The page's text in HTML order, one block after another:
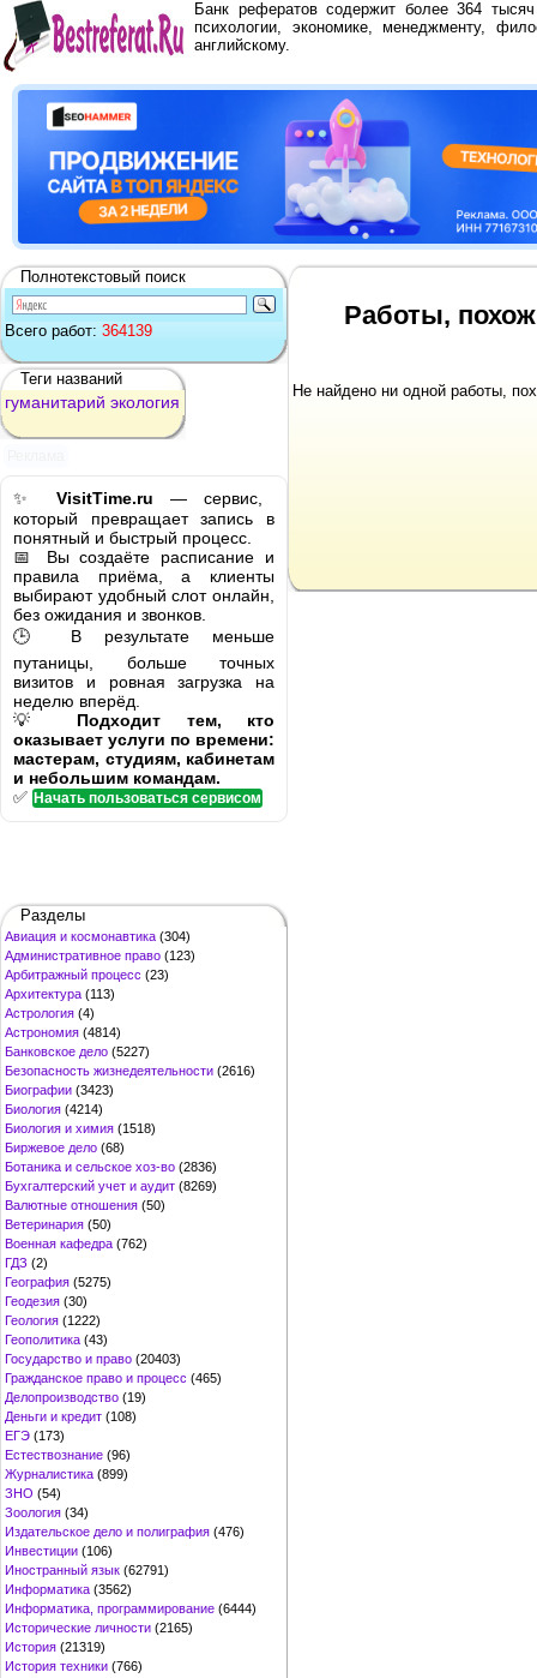
Банк рефератов содержит более 364
психологии, экономике, менеджменту,
английскому.
Полнотекстовый поиск
Всего работ: 364139
Теги названий
гуманитарий экология
✨ VisitTime.ru — сервис,
который превращает запись в
понятный и быстрый процесс.
📅 Вы создаёте расписание и
правила приёма, а клиенты
выбирают удобный слот онлайн,
без ожидания и звонков.
🕒 В результате меньше
путаницы, больше точных
визитов и ровная загрузка на
неделю вперёд.
💡 Подходит тем, кто
оказывает услуги по времени:
мастерам, студиям, кабинетам
и небольшим командам.
✅ Начать пользоваться сервисом
Разделы
Авиация и космонавтика (304)
Административное право (123)
Арбитражный процесс (23)
Архитектура (113)
Астрология (4)
Астрономия (4814)
Банковское дело (5227)
Безопасность жизнедеятельности (2616)
Биографии (3423)
Биология (4214)
Биология и химия (1518)
Биржевое дело (68)
Ботаника и сельское хоз-во (2836)
Бухгалтерский учет и аудит (8269)
Валютные отношения (50)
Ветеринария (50)
Военная кафедра (762)
ГДЗ (2)
География (5275)
Геодезия (30)
Геология (1222)
Геополитика (43)
Государство и право (20403)
Гражданское право и процесс (465)
Делопроизводство (19)
Деньги и кредит (108)
ЕГЭ (173)
Естествознание (96)
Журналистика (899)
ЗНО (54)
Зоология (34)
Издательское дело и полиграфия (476)
Инвестиции (106)
Иностранный язык (62791)
Информатика (3562)
Информатика, программирование (6444)
Исторические личности (2165)
История (21319)
История техники (766)
Работы,
Не найдено ни одной работы,